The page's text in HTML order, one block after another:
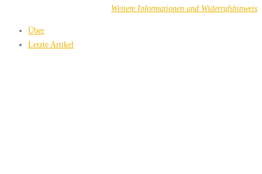
Weitere Informationen und Widerrufshinweis
Über
Letzte Artikel